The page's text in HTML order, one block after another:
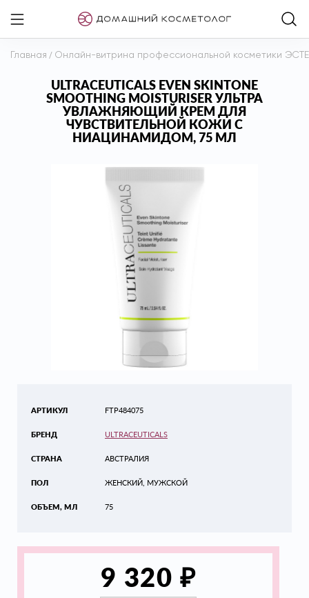
Главная / Онлайн-витрина профессиональной косметики
ULTRACEUTICALS EVEN SKINTONE
SMOOTHING MOISTURISER УЛЬТРА
УВЛАЖНЯЮЩИЙ КРЕМ ДЛЯ
ЧУВСТВИТЕЛЬНОЙ КОЖИ С
НИАЦИНАМИДОМ, 75 МЛ
АРТИКУЛ
БРЕНД
СТРАНА
ПОЛ
ОБЪЕМ, МЛ
FTP484075
ULTRACEUTICALS
АВСТРАЛИЯ
ЖЕНСКИЙ, МУЖСКОЙ
75
9 320 ₽